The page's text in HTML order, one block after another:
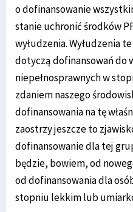
o dofinansowanie
stanie uchronić środków
wyłudzenia. Wyłudzenia
dotyczą dofinansowań do
niepełnosprawnych w
zdaniem naszego
dofinansowania na tę
zaostrzy jeszcze to
dofinansowanie dla tej
będzie, bowiem, od
od dofinansowania dla
stopniu lekkim lub